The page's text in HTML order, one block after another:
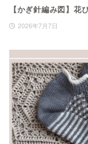
【かぎ針編み図】花
2026年7月7日